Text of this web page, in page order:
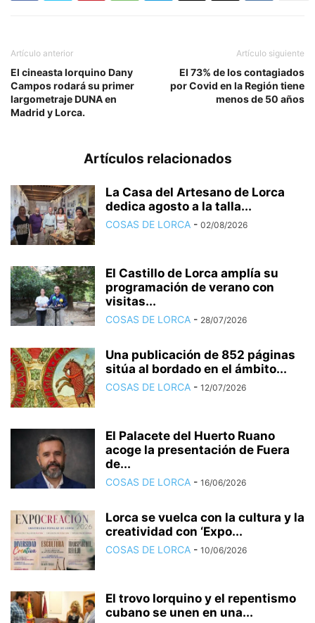
Artículo anterior
El cineasta lorquino Dany
Campos rodará su primer
largometraje DUNA en
Madrid y Lorca.
Artículo siguiente
El 73% de los contagiados
por Covid en la Región tiene
menos de 50 años
Artículos relacionados
La Casa del Artesano de Lorca
dedica agosto a la talla...
COSAS DE LORCA - 02/08/2026
El Castillo de Lorca amplía su
programación de verano con
visitas...
COSAS DE LORCA - 28/07/2026
Una publicación de 852 páginas
sitúa al bordado en el ámbito...
COSAS DE LORCA - 12/07/2026
El Palacete del Huerto Ruano
acoge la presentación de Fuera
de...
COSAS DE LORCA - 16/06/2026
Lorca se vuelca con la cultura y la
creatividad con ‘Expo...
COSAS DE LORCA - 10/06/2026
El trovo lorquino y el repentismo
cubano se unen en una...